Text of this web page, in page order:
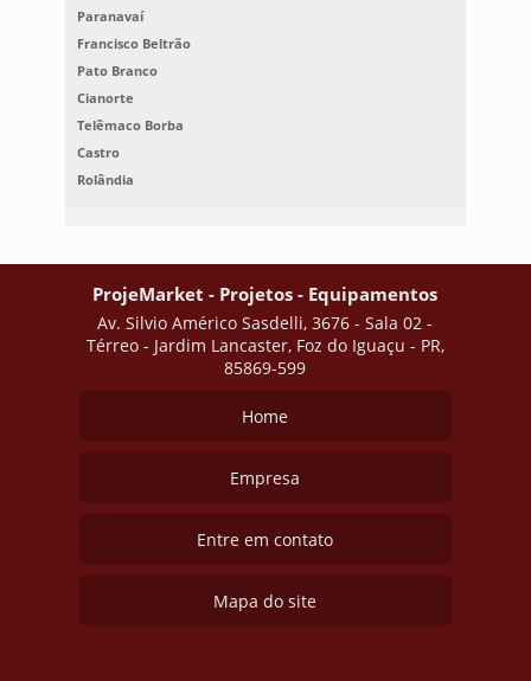
Paranavaí
Francisco Beltrão
Pato Branco
Cianorte
Telêmaco Borba
Castro
Rolândia
ProjeMarket - Projetos - Equipamentos
Av. Silvio Américo Sasdelli, 3676 - Sala 02 -
Térreo - Jardim Lancaster, Foz do Iguaçu - PR,
85869-599
Home
Empresa
Entre em contato
Mapa do site